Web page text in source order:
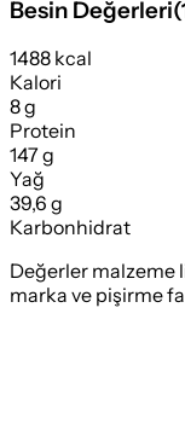
Besin Değerleri(
1488 kcal
Kalori
8 g
Protein
147 g
Yağ
39,6 g
Karbonhidrat
Değerler malzeme
marka ve pişirme